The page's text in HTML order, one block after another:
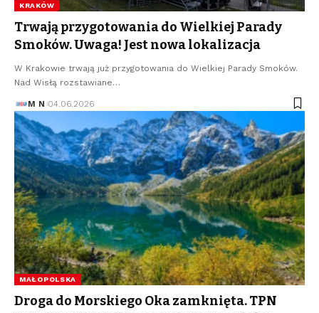
KRAKÓW
Trwają przygotowania do Wielkiej Parady
Smoków. Uwaga! Jest nowa lokalizacja
W Krakowie trwają już przygotowania do Wielkiej Parady Smoków.
Nad Wisłą rozstawiane…
M N 04.06.2026
MAŁOPOLSKA
Droga do Morskiego Oka zamknięta. TPN